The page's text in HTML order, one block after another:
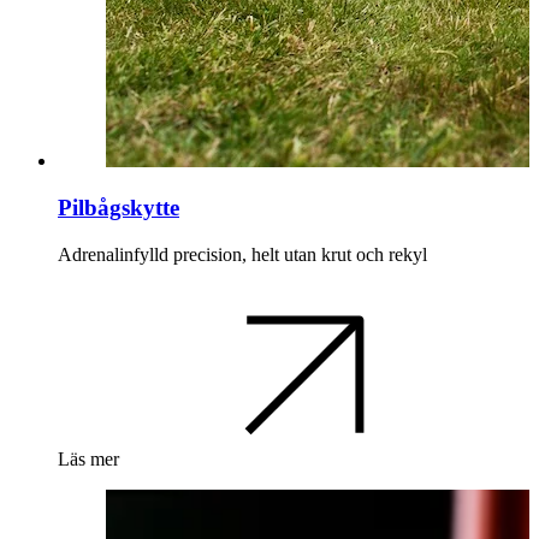
Pilbågskytte
Adrenalinfylld precision, helt utan krut och rekyl
Läs mer